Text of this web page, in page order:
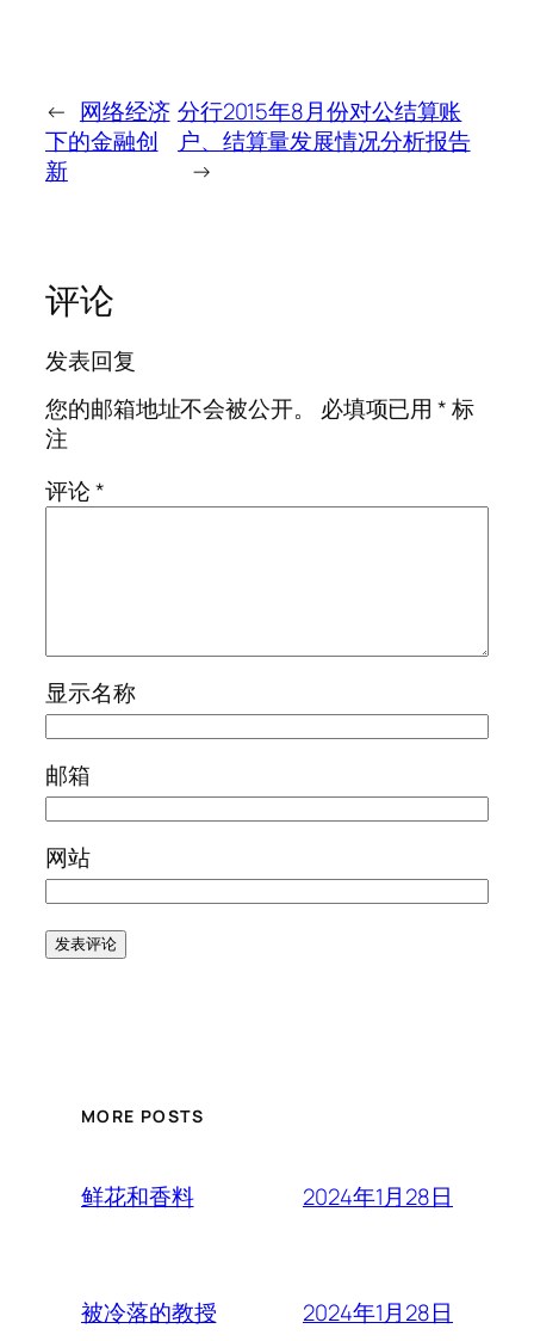
← 网络经济
下的金融创
新
分行2015年8月份对公结算账
户、结算量发展情况分析报告
→
评论
发表回复
您的邮箱地址不会被公开。
必填项已用*标
注
评论*
显示名称
邮箱
网站
MORE POSTS
鲜花和香料 2024年1月28日
被冷落的教授 2024年1月28日